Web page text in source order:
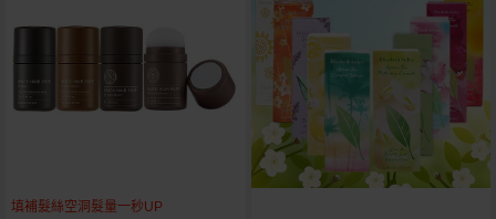
填補髮絲空洞髮量一秒UP